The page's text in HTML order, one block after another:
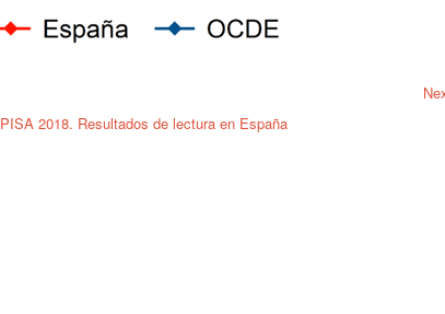
PISA 2018. Resultados de lectura en España